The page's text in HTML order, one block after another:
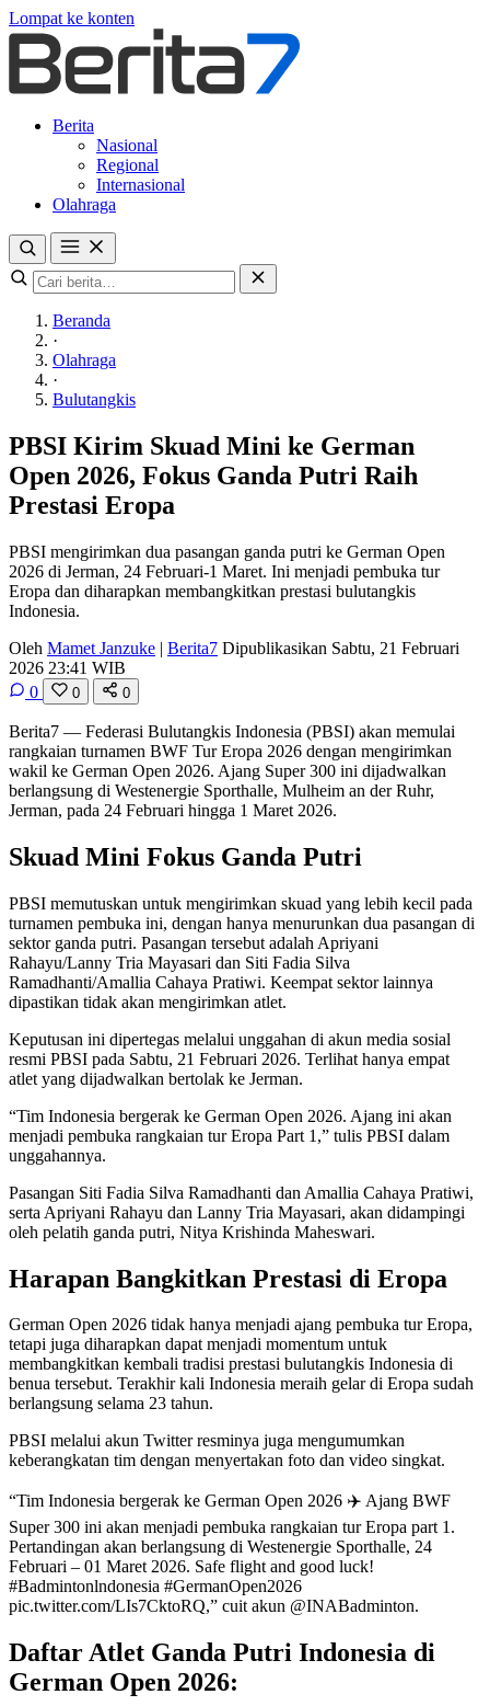
Lompat ke konten
Berita
Nasional
Regional
Internasional
Olahraga
Beranda
·
Olahraga
·
Bulutangkis
PBSI Kirim Skuad Mini ke German
Open 2026, Fokus Ganda Putri Raih
Prestasi Eropa
PBSI mengirimkan dua pasangan ganda putri ke German Open
2026 di Jerman, 24 Februari-1 Maret. Ini menjadi pembuka tur
Eropa dan diharapkan membangkitkan prestasi bulutangkis
Indonesia.
Oleh Mamet Janzuke | Berita7 Dipublikasikan Sabtu, 21 Februari
2026 23:41 WIB
0
0 0
Berita7 — Federasi Bulutangkis Indonesia (PBSI) akan memulai
rangkaian turnamen BWF Tur Eropa 2026 dengan mengirimkan
wakil ke German Open 2026. Ajang Super 300 ini dijadwalkan
berlangsung di Westenergie Sporthalle, Mulheim an der Ruhr,
Jerman, pada 24 Februari hingga 1 Maret 2026.
Skuad Mini Fokus Ganda Putri
PBSI memutuskan untuk mengirimkan skuad yang lebih kecil pada
turnamen pembuka ini, dengan hanya menurunkan dua pasangan di
sektor ganda putri. Pasangan tersebut adalah Apriyani
Rahayu/Lanny Tria Mayasari dan Siti Fadia Silva
Ramadhanti/Amallia Cahaya Pratiwi. Keempat sektor lainnya
dipastikan tidak akan mengirimkan atlet.
Keputusan ini dipertegas melalui unggahan di akun media sosial
resmi PBSI pada Sabtu, 21 Februari 2026. Terlihat hanya empat
atlet yang dijadwalkan bertolak ke Jerman.
“Tim Indonesia bergerak ke German Open 2026. Ajang ini akan
menjadi pembuka rangkaian tur Eropa Part 1,” tulis PBSI dalam
unggahannya.
Pasangan Siti Fadia Silva Ramadhanti dan Amallia Cahaya Pratiwi,
serta Apriyani Rahayu dan Lanny Tria Mayasari, akan didampingi
oleh pelatih ganda putri, Nitya Krishinda Maheswari.
Harapan Bangkitkan Prestasi di Eropa
German Open 2026 tidak hanya menjadi ajang pembuka tur Eropa,
tetapi juga diharapkan dapat menjadi momentum untuk
membangkitkan kembali tradisi prestasi bulutangkis Indonesia di
benua tersebut. Terakhir kali Indonesia meraih gelar di Eropa sudah
berlangsung selama 23 tahun.
PBSI melalui akun Twitter resminya juga mengumumkan
keberangkatan tim dengan menyertakan foto dan video singkat.
“Tim Indonesia bergerak ke German Open 2026 ✈️ Ajang BWF
Super 300 ini akan menjadi pembuka rangkaian tur Eropa part 1.
Pertandingan akan berlangsung di Westenergie Sporthalle, 24
Februari – 01 Maret 2026. Safe flight and good luck!
#Badmintonlndonesia #GermanOpen2026
pic.twitter.com/LIs7CktoRQ,” cuit akun @INABadminton.
Daftar Atlet Ganda Putri Indonesia di
German Open 2026: